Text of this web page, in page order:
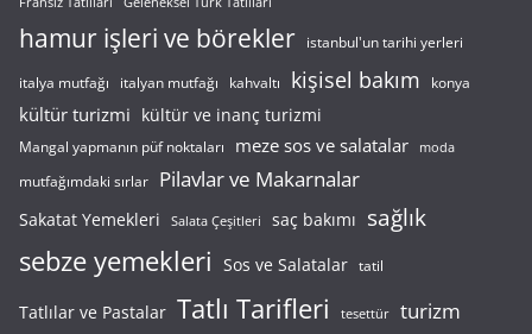
hamur işleri ve börekler istanbul'un tarihi yerleri
italya mutfağı italyan mutfağı kahvaltı kişisel bakım konya
kültür turizmi kültür ve inanç turizmi
Mangal yapmanın püf noktaları meze sos ve salatalar moda
mutfağımdaki sırlar Pilavlar ve Makarnalar
Sakatat Yemekleri Salata Çeşitleri saç bakımı sağlık
sebze yemekleri Sos ve Salatalar tatil
Tatlılar ve Pastalar Tatlı Tarifleri tesettür turizm